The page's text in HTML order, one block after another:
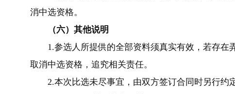
消中选资格。
（六）其他说明
1.参选人所提供的全部资料须真实有效，若存在
取消中选资格，追究相关责任。
2.本次比选未尽事宜，由双方签订合同时另行约定